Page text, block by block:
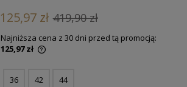
125,97 zł 419,90 zł
Najniższa cena z 30 dni przed tą promocją:
125,97 zł
36 42 44